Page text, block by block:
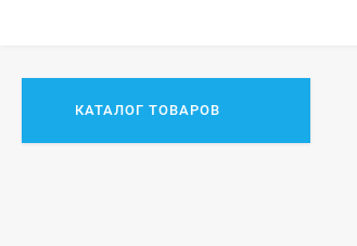
КАТАЛОГ ТОВАРОВ